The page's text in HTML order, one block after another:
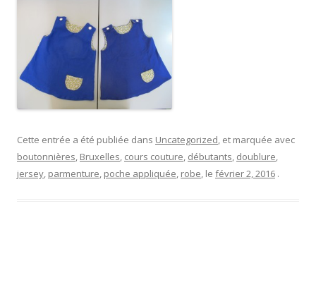
Cette entrée a été publiée dans Uncategorized, et marquée avec
boutonnières, Bruxelles, cours couture, débutants, doublure,
jersey, parmenture, poche appliquée, robe, le février 2, 2016 .